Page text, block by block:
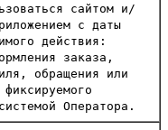
сайтом и/
с даты
действия:
заказа,
обращения или
Оператора.